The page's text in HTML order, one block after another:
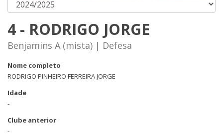
4 - RODRIGO JORGE
Benjamins A (mista) | Defesa
Nome completo
RODRIGO PINHEIRO FERREIRA JORGE
Idade
-
Clube anterior
-